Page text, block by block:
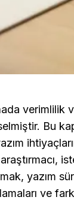
verimlilik
Bu
yazım
ve